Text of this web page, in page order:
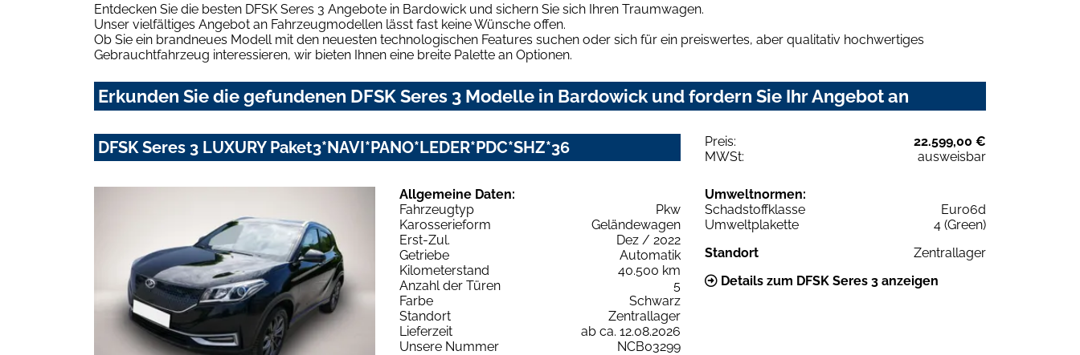
Entdecken Sie die besten DFSK Seres 3 Angebote in Bardowick und sichern Sie sich Ihren Traumwagen.
Unser vielfältiges Angebot an Fahrzeugmodellen lässt fast keine Wünsche offen.
Ob Sie ein brandneues Modell mit den neuesten technologischen Features suchen oder sich für ein preiswertes, aber qualitativ hochwertiges
Gebrauchtfahrzeug interessieren, wir bieten Ihnen eine breite Palette an Optionen.
Erkunden Sie die gefundenen DFSK Seres 3 Modelle in Bardowick und fordern Sie Ihr Angebot an
DFSK Seres 3 LUXURY Paket3*NAVI*PANO*LEDER*PDC*SHZ*36 Preis:
22.599,00 €
MWSt:
ausweisbar
Allgemeine Daten:
Fahrzeugtyp
Pkw
Karosserieform
Geländewagen
Erst-Zul.
Dez / 2022
Getriebe
Automatik
Kilometerstand
40.500 km
Anzahl der Türen
5
Farbe
Schwarz
Standort
Zentrallager
Lieferzeit
ab ca. 12.08.2026
Unsere Nummer
NCB03299
Umweltnormen:
Schadstoffklasse
Euro6d
Umweltplakette
4 (Green)
Standort
Zentrallager
Details zum DFSK Seres 3 anzeigen